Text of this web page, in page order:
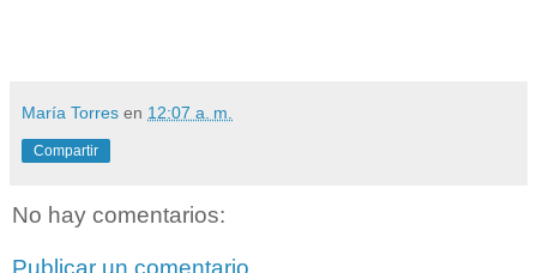
María Torres en 12:07 a. m.
Compartir
No hay comentarios:
Publicar un comentario